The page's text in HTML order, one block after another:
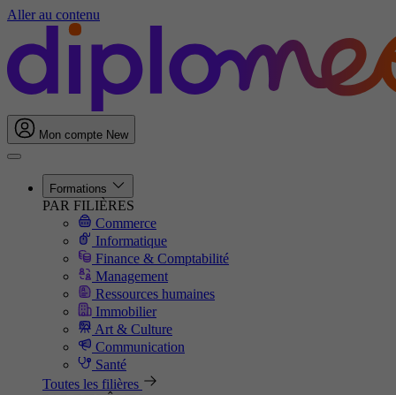
Aller au contenu
Mon compte New
Formations
PAR FILIÈRES
Commerce
Informatique
Finance & Comptabilité
Management
Ressources humaines
Immobilier
Art & Culture
Communication
Santé
Toutes les filières